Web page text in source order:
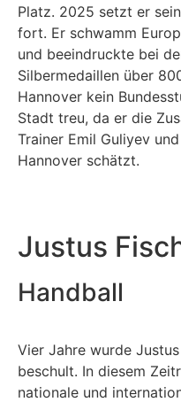
Platz. 2025 setzt er
fort. Er schwamm
und beeindruckte bei
Silbermedaillen über
Hannover kein
Stadt treu, da er die
Trainer Emil Guliyev
Hannover schätzt.
Justus
Handball
Vier Jahre wurde
beschult. In diesem
nationale und